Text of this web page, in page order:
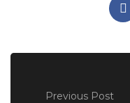
Previous Post